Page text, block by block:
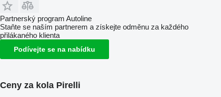
Partnerský program Autoline
Staňte se naším partnerem a získejte odměnu za každého
přilákaného klienta
Podívejte se na nabídku
Ceny za kola Pirelli